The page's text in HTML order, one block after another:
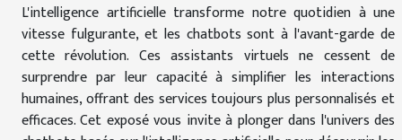
L'intelligence artificielle transforme notre quotidien à une
vitesse fulgurante, et les chatbots sont à l'avant-garde de
cette révolution. Ces assistants virtuels ne cessent de
surprendre par leur capacité à simplifier les interactions
humaines, offrant des services toujours plus personnalisés et
efficaces. Cet exposé vous invite à plonger dans l'univers des